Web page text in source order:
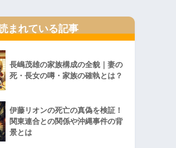
まれている記事
長嶋茂雄の家族構成の全貌｜妻の
死・長女の噂・家族の確執とは？
伊藤リオンの死亡の真偽を検証！
関東連合との関係や沖縄事件の背
景とは